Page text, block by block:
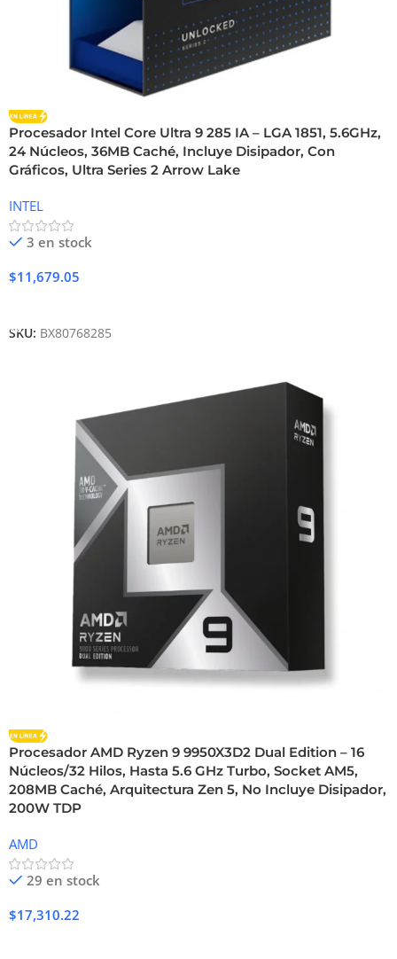
Procesador Intel Core Ultra 9 285 IA – LGA 1851, 5.6GHz,
24 Núcleos, 36MB Caché, Incluye Disipador, Con
Gráficos, Ultra Series 2 Arrow Lake
INTEL
3 en stock
$11,679.05
SKU: BX80768285
Procesador AMD Ryzen 9 9950X3D2 Dual Edition – 16
Núcleos/32 Hilos, Hasta 5.6 GHz Turbo, Socket AM5,
208MB Caché, Arquitectura Zen 5, No Incluye Disipador,
200W TDP
AMD
29 en stock
$17,310.22